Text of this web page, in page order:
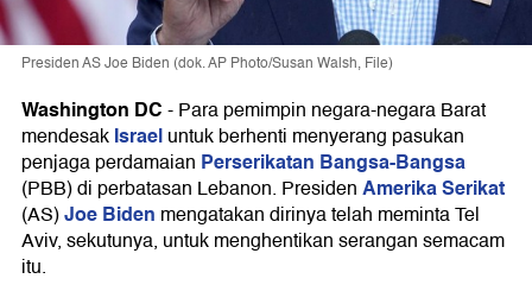
Presiden AS Joe Biden (dok. AP Photo/Susan Walsh, File)
Washington DC-Para pemimpin negara-negara Barat
mendesakIsraeluntuk berhenti menyerang pasukan
penjaga perdamaian Perserikatan Bangsa-Bangsa
(PBB) di perbatasan Lebanon. PresidenAmerika Serikat
(AS)Joe Biden mengatakan dirinya telah meminta Tel
Aviv, sekutunya, untuk menghentikan serangan semacam
itu.